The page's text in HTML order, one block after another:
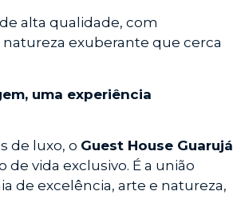
alta qualidade, com
exuberante que cerca
uma experiência
de luxo, o Guest House Guarujá
vida exclusivo. É a união
de excelência, arte e natureza,